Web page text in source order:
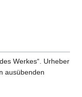
Werkes“. Urheber
ausübenden